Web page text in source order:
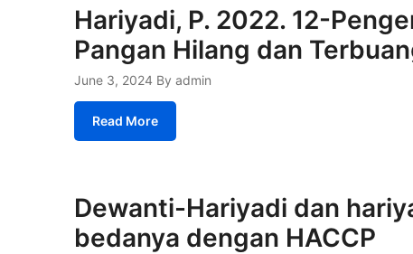
Hariyadi, P. 2022. 12-
Pangan Hilang dan
June 3, 2024 By admin
Read More
Dewanti-Hariyadi dan
bedanya dengan HACCP